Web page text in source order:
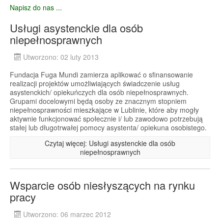
Napisz do nas ...
Usługi asystenckie dla osób
niepełnosprawnych
Utworzono: 02 luty 2013
Fundacja Fuga Mundi zamierza aplikować o sfinansowanie
realizacji projektów umożliwiających świadczenie usług
asystenckich/ opiekuńczych dla osób niepełnosprawnych.
Grupami docelowymi będą osoby ze znacznym stopniem
niepełnosprawności mieszkające w Lublinie, które aby mogły
aktywnie funkcjonować społecznie i/ lub zawodowo potrzebują
stałej lub długotrwałej pomocy asystenta/ opiekuna osobistego.
Czytaj więcej: Usługi asystenckie dla osób
niepełnosprawnych
Wsparcie osób niesłyszących na rynku
pracy
Utworzono: 06 marzec 2012